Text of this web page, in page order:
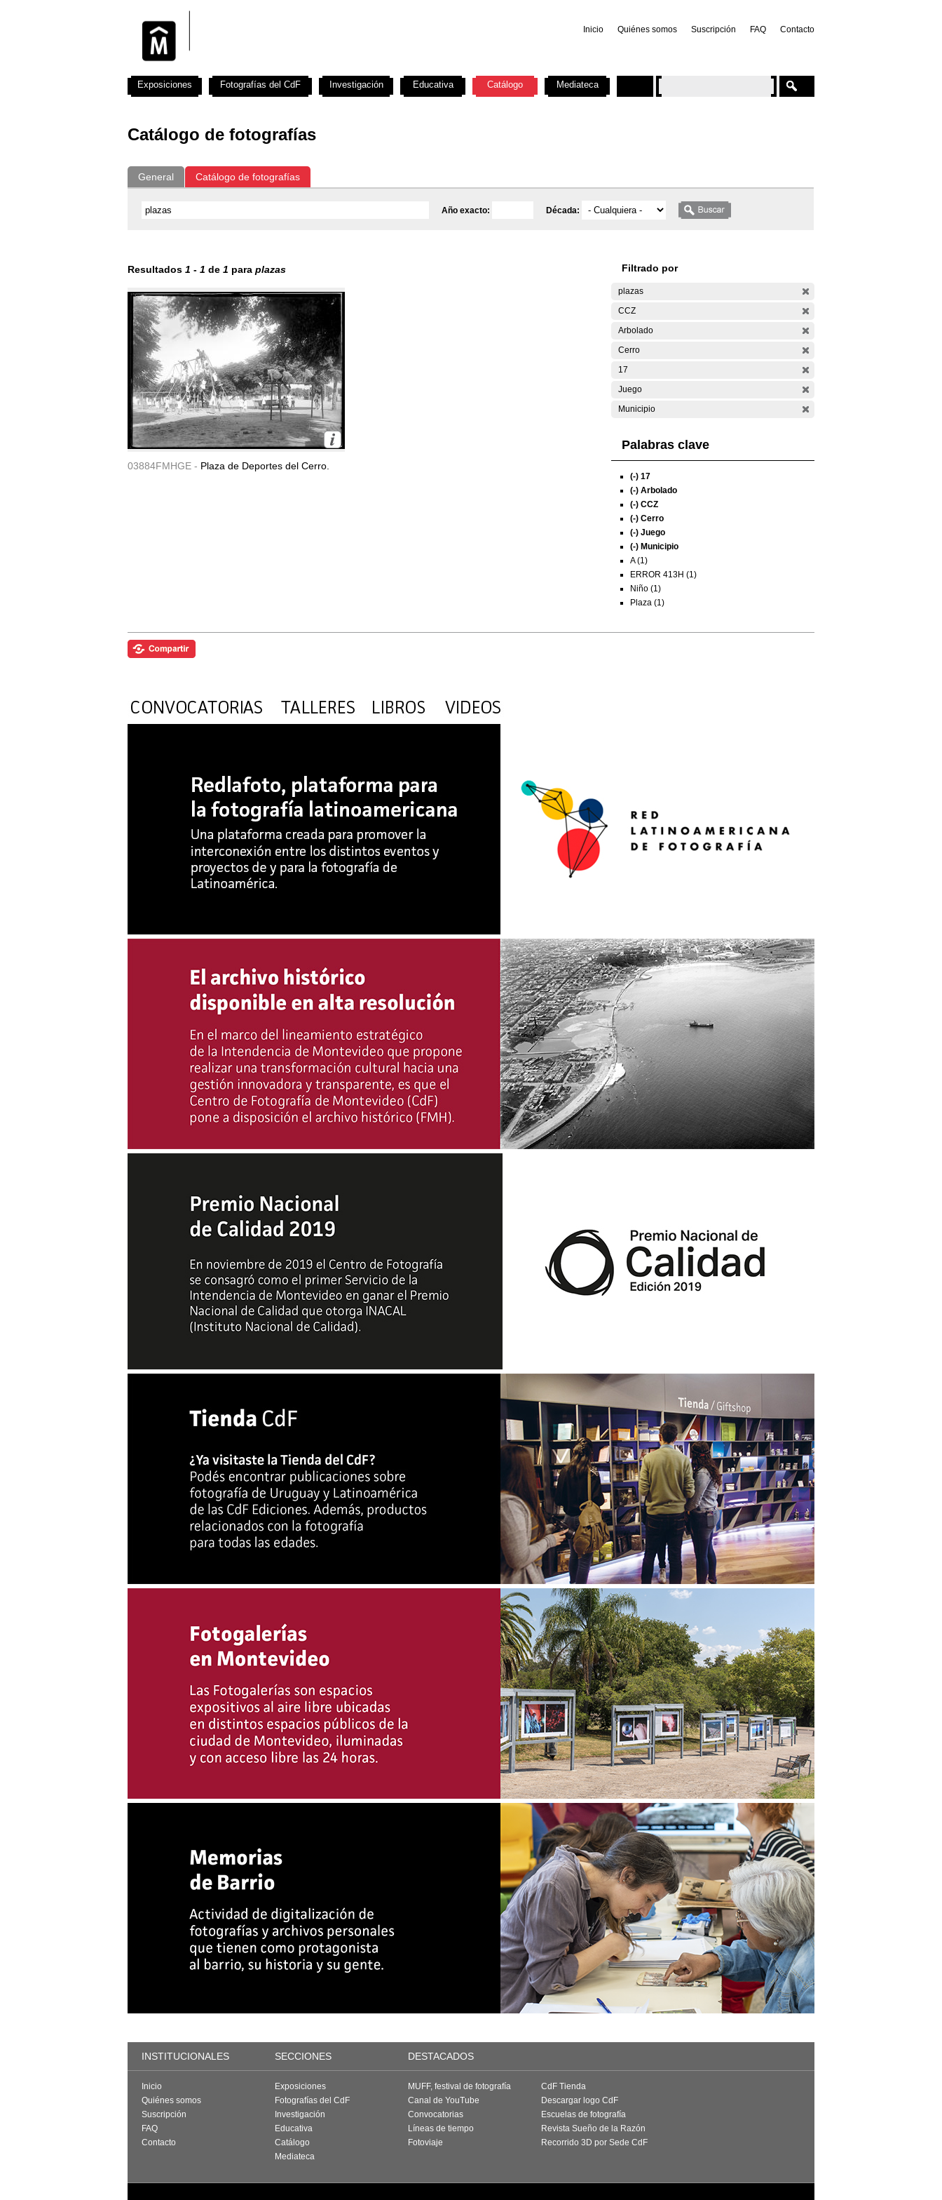
Inicio Quiénes somos Suscripción FAQ Contacto
Catálogo de fotografías
General Catálogo de fotografías
Año exacto: Década:
Resultados 1 - 1 de 1 para plazas
03884FMHGE - Plaza de Deportes del Cerro.
Filtrado por
plazas
CCZ
Arbolado
Cerro
17
Juego
Municipio
Palabras clave
(-) 17
(-) Arbolado
(-) CCZ
(-) Cerro
(-) Juego
(-) Municipio
A (1)
ERROR 413H (1)
Niño (1)
Plaza (1)
Exposiciones Fotografías del CdF Investigación Educativa Catálogo Mediateca
INSTITUCIONALES SECCIONES DESTACADOS
Inicio
Quiénes somos
Suscripción
FAQ
Contacto
Exposiciones
Fotografías del CdF
Investigación
Educativa
Catálogo
Mediateca
MUFF, festival de fotografía
Canal de YouTube
Convocatorias
Líneas de tiempo
Fotoviaje
CdF Tienda
Descargar logo CdF
Escuelas de fotografía
Revista Sueño de la Razón
Recorrido 3D por Sede CdF